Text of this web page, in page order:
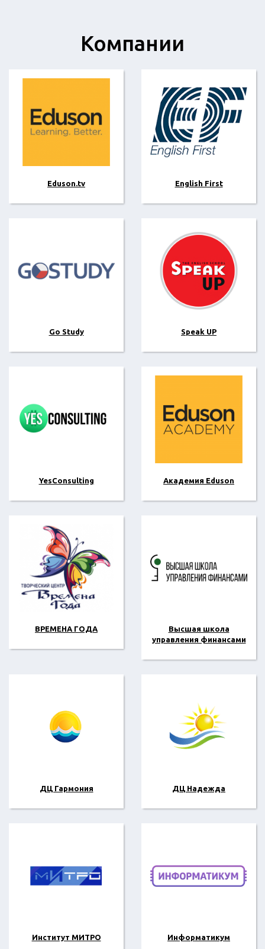
Компании
Eduson.tv English First
Go Study Speak UP
YesConsulting Академия Eduson
ВРЕМЕНА ГОДА
Высшая школа
управления финансами
ДЦ Гармония ДЦ Надежда
Институт МИТРО Информатикум